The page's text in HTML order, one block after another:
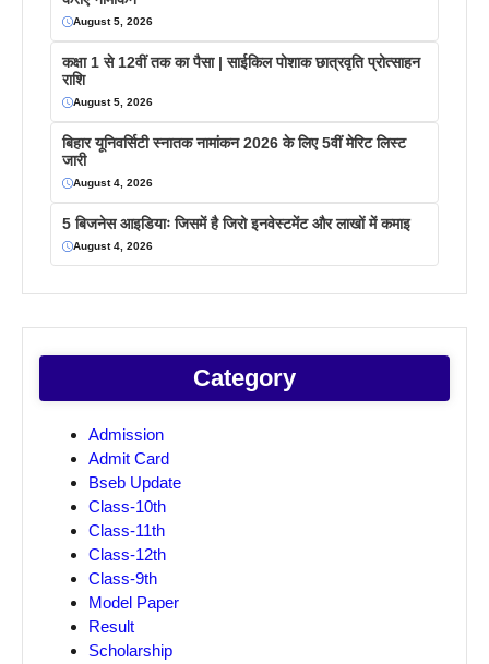
August 5, 2026
कक्षा 1 से 12वीं तक का पैसा | साईकिल पोशाक छात्रवृति प्रोत्साहन
राशि
August 5, 2026
बिहार यूनिवर्सिटी स्नातक नामांकन 2026 के लिए 5वीं मेरिट लिस्ट
जारी
August 4, 2026
5 बिजनेस आइडियाः जिसमें है जिरो इनवेस्टमेंट और लाखों में कमाइ
August 4, 2026
Category
Admission
Admit Card
Bseb Update
Class-10th
Class-11th
Class-12th
Class-9th
Model Paper
Result
Scholarship